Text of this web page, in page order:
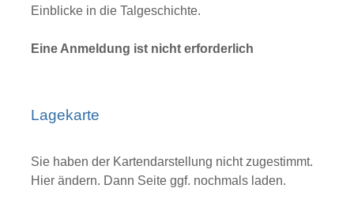
Einblicke in die Talgeschichte.
Eine Anmeldung ist nicht erforderlich
Lagekarte
Sie haben der Kartendarstellung nicht zugestimmt.
Hier ändern. Dann Seite ggf. nochmals laden.